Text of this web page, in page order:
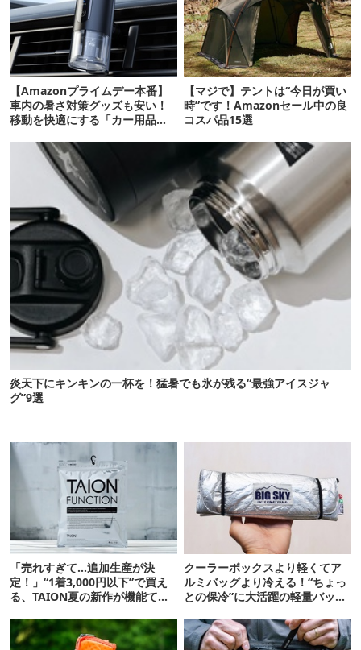
【Amazonプライムデー本番】
車内の暑さ対策グッズも安い！
移動を快適にする「カー用品」
【マジで】テントは“今日が買い
時”です！Amazonセール中の良
コスパ品15選
炎天下にキンキンの一杯を！猛暑でも氷が残る“最強アイスジャ
グ”9選
「売れすぎて…追加生産が決
定！」“1着3,000円以下”で買え
る、TAION夏の新作が機能てん
クーラーボックスより軽くてア
ルミバッグより冷える！“ちょっ
との保冷”に大活躍の軽量バッグ